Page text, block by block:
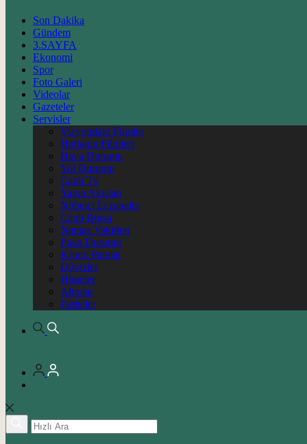
Son Dakika
Gündem
3.SAYFA
Ekonomi
Spor
Foto Galeri
Videolar
Gazeteler
Servisler
Vizyondaki Filmler
Haftanin Filmleri
Hava Durumu
Yol Durumu
Canlı Tv
Yayın Akışları
Nöbetçi Eczaneler
Canlı Borsa
Namaz Vakitleri
Puan Durumu
Kripto Paralar
Dövizler
Hisseler
Altınlar
Pariteler